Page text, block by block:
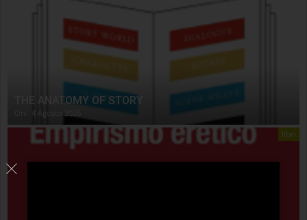
THE ANATOMY OF STORY
4 Agosto 2026
libri